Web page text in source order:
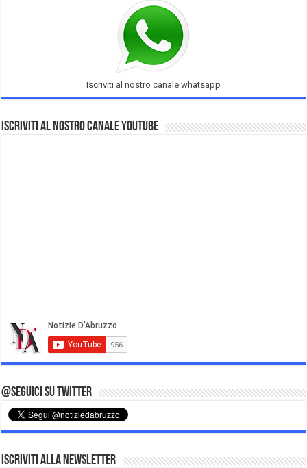
Iscriviti al nostro canale whatsapp
Iscriviti al nostro Canale Youtube
@Seguici su Twitter
Iscriviti alla Newsletter